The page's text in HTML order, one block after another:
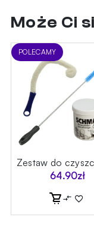
Może Ci
POLECAMY
Zestaw do
64.90zł